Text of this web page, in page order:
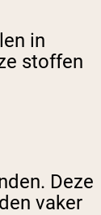
in
stoffen
Deze
vaker